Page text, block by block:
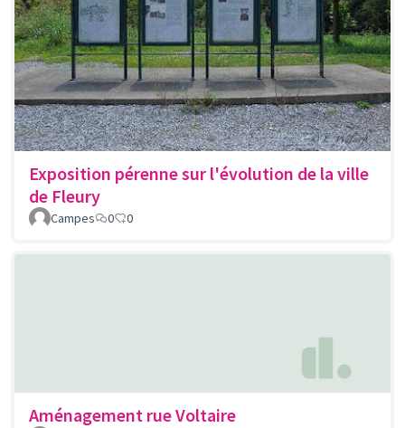
Exposition pérenne sur l'évolution de la ville
de Fleury
Campes 0 0
Aménagement rue Voltaire